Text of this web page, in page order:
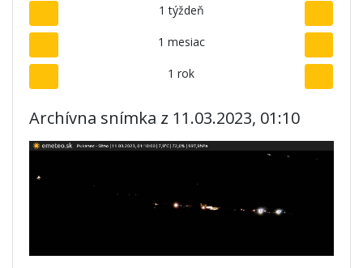
1 týždeň
1 mesiac
1 rok
Archívna snímka z 11.03.2023, 01:10